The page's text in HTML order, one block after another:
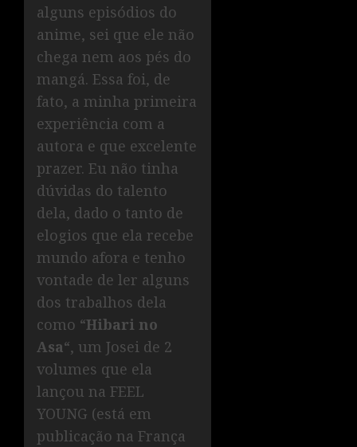
alguns episódios do
anime, sei que ele não
chega nem aos pés do
mangá. Essa foi, de
fato, a minha primeira
experiência com a
autora e que excelente
prazer. Eu não tinha
dúvidas do talento
dela, dado o tanto de
elogios que ela recebe
mundo afora e tenho
vontade de ler alguns
dos trabalhos dela
como “Hibari no
Asa“, um Josei de 2
volumes que ela
lançou na FEEL
YOUNG (está em
publicação na França